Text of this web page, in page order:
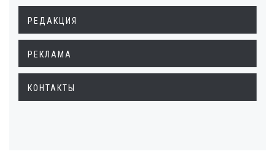
РЕДАКЦИЯ
РЕКЛАМА
КОНТАКТЫ